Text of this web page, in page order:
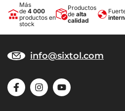
Más
de 4 000
productos en
stock
Productos
de alta
calidad
info@sixtol.com